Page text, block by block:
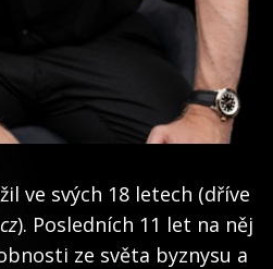
ve svých 18 letech (dříve
). Posledních 11 let na něj
ze světa byznysu a